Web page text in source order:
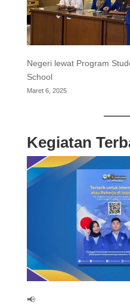
Negeri lewat Program
School
Maret 6, 2025
Kegiatan
📢